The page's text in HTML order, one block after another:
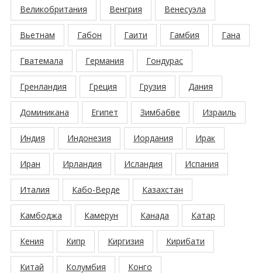
Великобритания Венгрия Венесуэла
Вьетнам Габон Гаити Гамбия Гана
Гватемала Германия Гондурас
Гренландия Греция Грузия Дания
Доминикана Египет Зимбабве Израиль
Индия Индонезия Иордания Ирак
Иран Ирландия Исландия Испания
Италия Кабо-Верде Казахстан
Камбоджа Камерун Канада Катар
Кения Кипр Киргизия Кирибати
Китай Колумбия Конго